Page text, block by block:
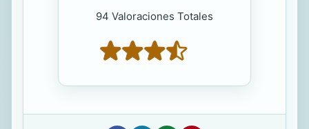
94 Valoraciones Totales